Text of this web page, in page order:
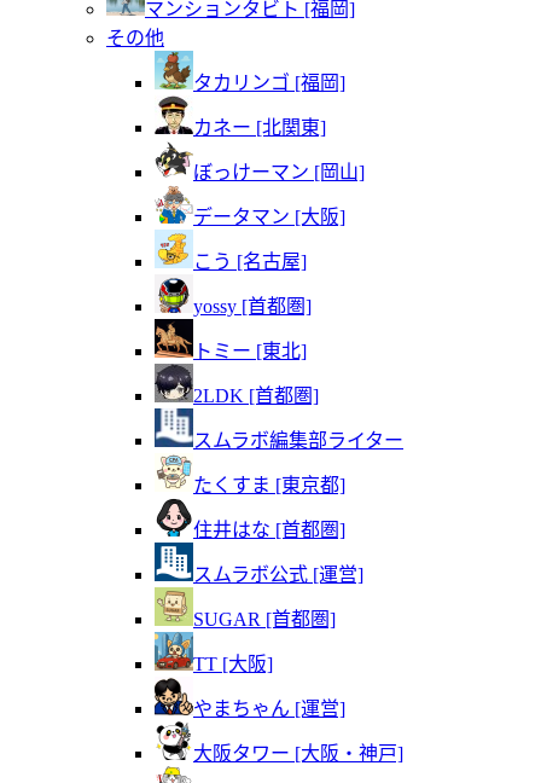
マンションタビト [福岡]
その他
タカリンゴ [福岡]
カネー [北関東]
ぼっけーマン [岡山]
データマン [大阪]
こう [名古屋]
yossy [首都圏]
トミー [東北]
2LDK [首都圏]
スムラボ編集部ライター
たくすま [東京都]
住井はな [首都圏]
スムラボ公式 [運営]
SUGAR [首都圏]
TT [大阪]
やまちゃん [運営]
大阪タワー [大阪・神戸]